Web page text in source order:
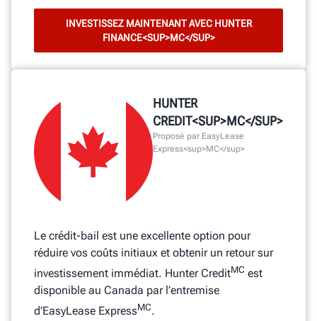
INVESTISSEZ MAINTENANT AVEC HUNTER
FINANCE<SUP>MC</SUP>
HUNTER
CREDIT<SUP>MC</SUP>
Proposé par EasyLease
Express<sup>MC</sup>
Le crédit-bail est une excellente option pour
réduire vos coûts initiaux et obtenir un retour sur
investissement immédiat. Hunter CreditMC est
disponible au Canada par l’entremise
d’EasyLease ExpressMC.